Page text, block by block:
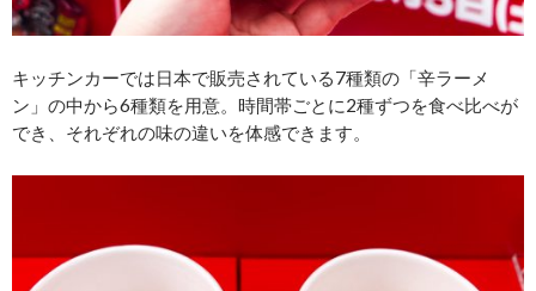
キッチンカーでは日本で販売されている7種類の「辛ラーメ
ン」の中から6種類を用意。時間帯ごとに2種ずつを食べ比べが
でき、それぞれの味の違いを体感できます。